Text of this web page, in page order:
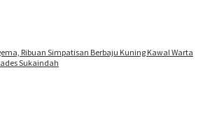
Ribuan Simpatisan Berbaju Kuning Kawal Warta
Sukaindah